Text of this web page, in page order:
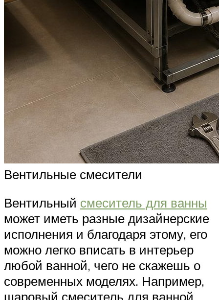
Вентильные смесители
Вентильный смеситель для ванны
может иметь разные дизайнерские
исполнения и благодаря этому, его
можно легко вписать в интерьер
любой ванной, чего не скажешь о
современных моделях. Например,
шаровый смеситель для ванной